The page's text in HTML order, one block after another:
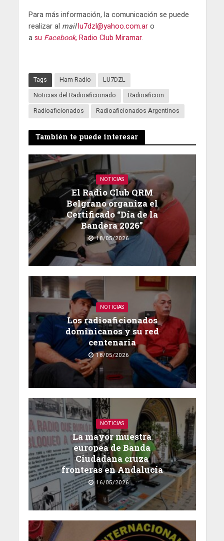
Para más información, la comunicación se puede
realizar al mail lu7dzl@yahoo.com.aro
asu Facebook, Radio Club Miramar.
Tags Ham Radio
LU7DZL
Noticias del Radioaficionado
Radioaficion
Radioaficionados
Radioaficionados Argentinos
También te puede interesar
NOTICIAS
El Radio Club QRM
Belgrano organiza el
Certificado “Día de la
Bandera 2026”
18/05/2026
NOTICIAS
Los radioaficionados
dominicanos y su red
centenaria
18/05/2026
NOTICIAS
La mayor muestra
europea de Banda
Ciudadana cruza
fronteras en Andalucía
16/05/2026